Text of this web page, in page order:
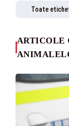
Toate
ARTICOLE